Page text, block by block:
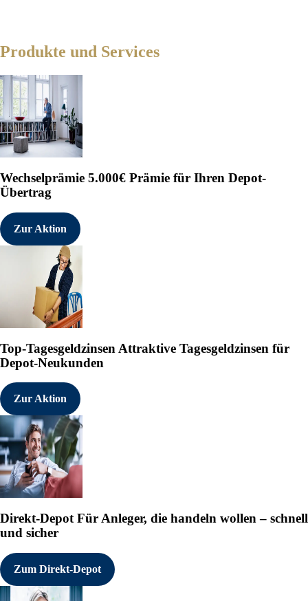
Produkte und Services
Wechselprämie 5.000€ Prämie für Ihren Depot-
Übertrag
Zur Aktion
Top-Tagesgeldzinsen Attraktive Tagesgeldzinsen für
Depot-Neukunden
Zur Aktion
Direkt-Depot Für Anleger, die handeln wollen – schnell
und sicher
Zum Direkt-Depot